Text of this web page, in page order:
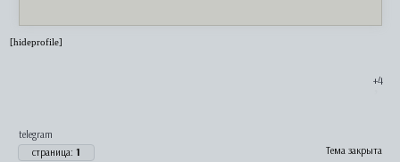
[hideprofile]
+4
telegram
Тема закрыта
страница: 1